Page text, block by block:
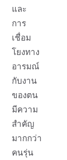
และ
การ
เชื่อม
โยงทาง
อารมณ์
กับงาน
ของตน
มีความ
สำคัญ
มากกว่า
คนรุ่น